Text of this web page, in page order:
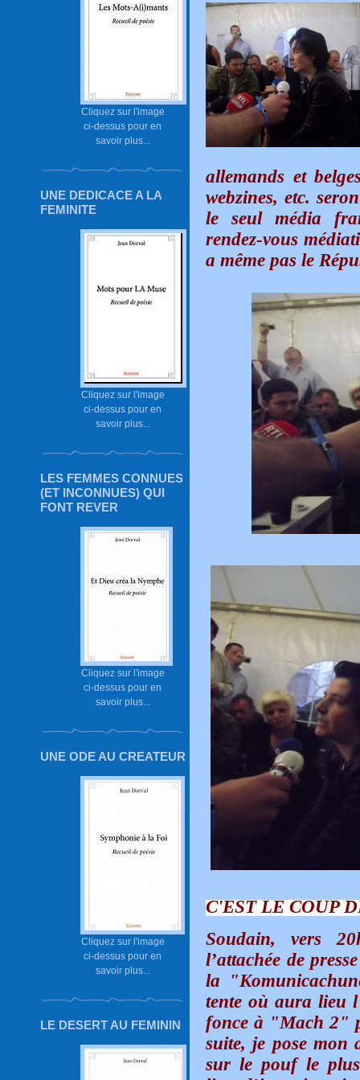
Cliquez sur l'image
ci-dessus pour en
savoir plus...
UNE DEDICACE A LA
FEMINITE
Cliquez sur l'image
ci-dessus pour en
savoir plus...
LES FEMMES CONNUES
(ET INCONNUES) QUI
FONT REVER
Cliquez sur l'image
ci-dessus pour en
savoir plus...
UNE ODE AU CREATEUR
Cliquez sur l'image
ci-dessus pour en
savoir plus...
LE DESERT AU FEMININ
allemands et
webzines, etc.
le seul média
rendez-vous
a même pas le
C'EST LE COUP
Soudain, vers
l’attachée de
la
tente où aura lieu
fonce à "Mach 2"
suite, je pose mon
sur le pouf le